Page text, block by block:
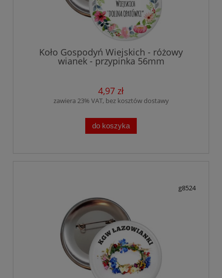
Koło Gospodyń Wiejskich - różowy
wianek - przypinka 56mm
4,97 zł
zawiera 23% VAT, bez kosztów dostawy
do koszyka
g8524